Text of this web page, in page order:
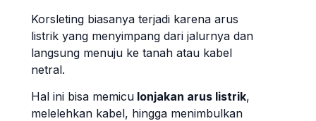
Korsleting biasanya terjadi karena arus
listrik yang menyimpang dari jalurnya dan
langsung menuju ke tanah atau kabel
netral.
Hal ini bisa memicu lonjakan arus listrik,
melelehkan kabel, hingga menimbulkan